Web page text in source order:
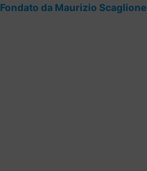
Fondato da Maurizio Scaglione